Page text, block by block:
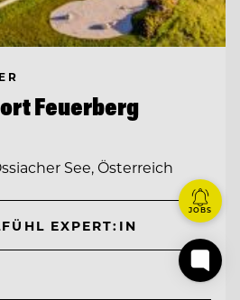
Feuerberg
See, Österreich
EXPERT:IN
JOBS